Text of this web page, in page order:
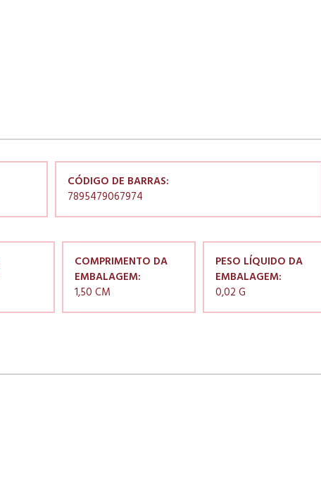
CÓDIGO DE BARRAS:
7895479067974
COMPRIMENTO DA
EMBALAGEM:
1,50 CM
PESO LÍQUIDO DA
EMBALAGEM:
0,02 G